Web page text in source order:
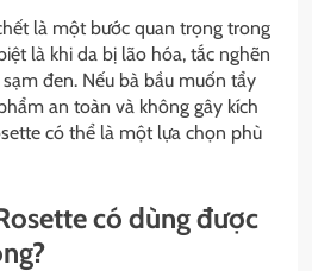
là một bước quan trọng trong
là khi da bị lão hóa, tắc nghẽn
đen. Nếu bà bầu muốn tẩy
an toàn và không gây kích
có thể là một lựa chọn phù
có dùng được